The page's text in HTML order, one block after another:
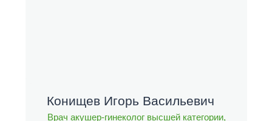
Конищев Игорь Васильевич
Врач акушер-гинеколог высшей категории,